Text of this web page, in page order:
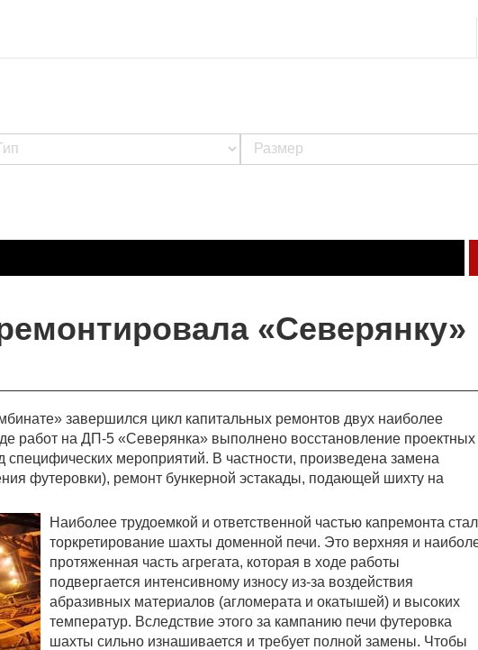
«Северянку»
завершился цикл капитальных ремонтов двух наиболее
работ на ДП-5 «Северянка» выполнено восстановление проектных
специфических мероприятий. В частности, произведена замена
футеровки), ремонт бункерной эстакады, подающей шихту на
Наиболее трудоемкой и ответственной частью капремонта
торкретирование шахты доменной печи. Это верхняя и
протяженная часть агрегата, которая в ходе работы
подвергается интенсивному износу из-за воздействия
абразивных материалов (агломерата и окатышей) и высоких
температур. Вследствие этого за кампанию печи футеровка
шахты сильно изнашивается и требует полной замены. Чтобы